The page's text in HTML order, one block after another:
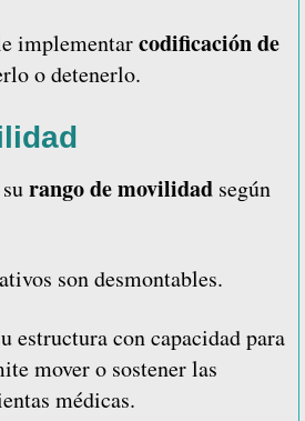
implementarcodificación de
o detenerlo.
rango de movilidad según
son desmontables.
estructura con capacidad para
mover o sostener las
médicas.